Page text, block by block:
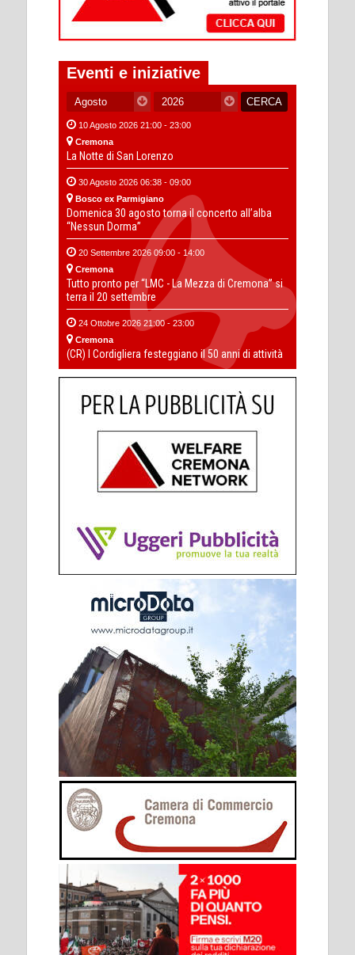
Eventi e iniziative
10 Agosto 2026 21:00 - 23:00
Cremona
La Notte di San Lorenzo
30 Agosto 2026 06:38 - 09:00
Bosco ex Parmigiano
Domenica 30 agosto torna il concerto all’alba
“Nessun Dorma”
20 Settembre 2026 09:00 - 14:00
Cremona
Tutto pronto per “LMC - La Mezza di Cremona” si
terra il 20 settembre
24 Ottobre 2026 21:00 - 23:00
Cremona
(CR) I Cordigliera festeggiano il 50 anni di attività